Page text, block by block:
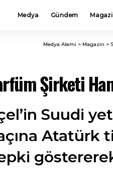
Medya Gündem
Medya Alemi > Magazin >
Şirketi
Suudi
Atatürk